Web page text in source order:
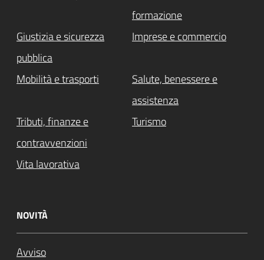
formazione
Giustizia e sicurezza
pubblica
Imprese e commercio
Mobilità e trasporti
Salute, benessere e
assistenza
Tributi, finanze e
contravvenzioni
Turismo
Vita lavorativa
NOVITÀ
Avviso